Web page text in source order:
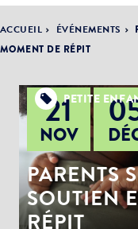
LA VILLE
ACCUEIL ÉVÉNEMENTS
MOMENT DE RÉPIT
PETITE
21
NOV
PARENTS
SOUTIEN
RÉPIT